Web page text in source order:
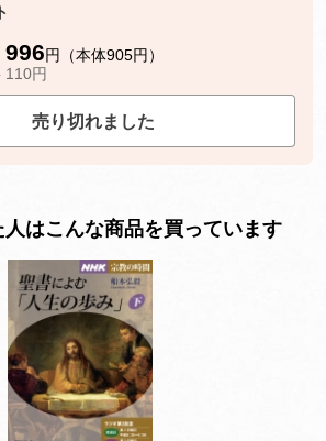
996円（本体905円）
110円
売り切れました
はこんな商品を買っています